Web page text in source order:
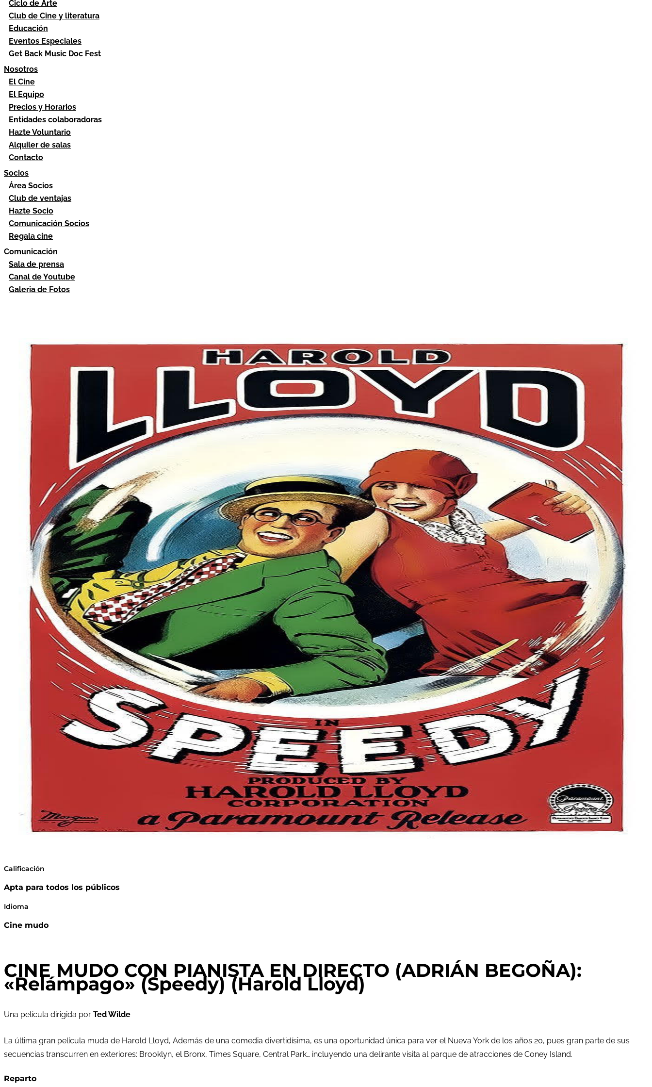
Ciclo de Arte
Club de Cine y literatura
Educación
Eventos Especiales
Get Back Music Doc Fest
Nosotros
El Cine
El Equipo
Precios y Horarios
Entidades colaboradoras
Hazte Voluntario
Alquiler de salas
Contacto
Socios
Área Socios
Club de ventajas
Hazte Socio
Comunicación Socios
Regala cine
Comunicación
Sala de prensa
Canal de Youtube
Galeria de Fotos
Calificación
Apta para todos los públicos
Idioma
Cine mudo
CINE MUDO CON PIANISTA EN DIRECTO (ADRIÁN BEGOÑA):
«Relámpago» (Speedy) (Harold Lloyd)
Una película dirigida por Ted Wilde
La última gran película muda de Harold Lloyd, Además de una comedia divertidísima, es una oportunidad única para ver el Nueva York de los años 20, pues gran parte de sus
secuencias transcurren en exteriores: Brooklyn, el Bronx, Times Square, Central Park… incluyendo una delirante visita al parque de atracciones de Coney Island.
Reparto